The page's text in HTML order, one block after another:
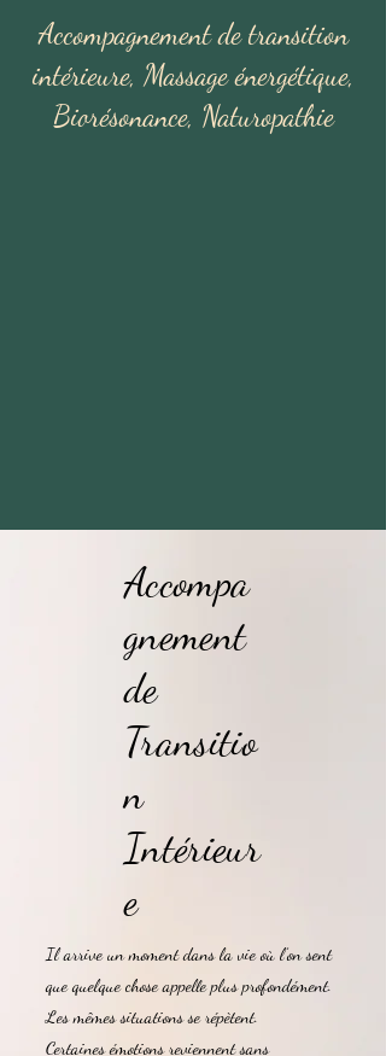
Accompagnement de transition
intérieure, Massage énergétique,
Biorésonance, Naturopathie
Accompa
gnement
de
Transitio
n
Intérieur
e
Il arrive un moment dans la vie où l’on sent
que quelque chose appelle plus profondément.
Les mêmes situations se répètent.
Certaines émotions reviennent sans